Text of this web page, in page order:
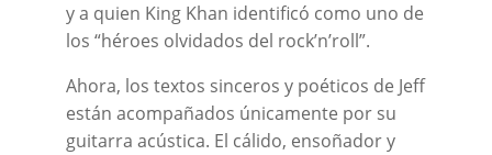
y a quien King Khan identificó como uno de
los “héroes olvidados del rock’n’roll”.
Ahora, los textos sinceros y poéticos de Jeff
están acompañados únicamente por su
guitarra acústica. El cálido, ensoñador y